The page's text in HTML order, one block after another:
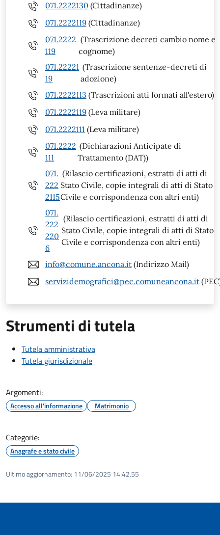
071.2222130 (Cittadinanze)
071.2222119 (Cittadinanze)
071.2222
119
(Trascrizione decreti cambio nome e
cognome)
071.22221
19
(Trascrizione sentenze-decreti di
adozione)
071.2222113 (Trascrizioni atti formati all'estero)
071.2222119 (Leva militare)
071.2222111 (Leva militare)
071.2222
111
(Dichiarazioni Anticipate di
Trattamento (DAT))
071.
222
2115
(Rilascio certificazioni, estratti di atti di
Stato Civile, copie integrali di atti di Stato
Civile e corrispondenza con altri enti)
071.
222
220
6
(Rilascio certificazioni, estratti di atti di
Stato Civile, copie integrali di atti di Stato
Civile e corrispondenza con altri enti)
info@comune.ancona.it (Indirizzo Mail)
servizidemografici@pec.comuneancona.it
Strumenti di tutela
Tutela amministrativa
Tutela giurisdizionale
Argomenti:
Accesso all'informazione Matrimonio
Categorie:
Anagrafe e stato civile
Ultimo aggiornamento: 11/06/2025 14:42.55